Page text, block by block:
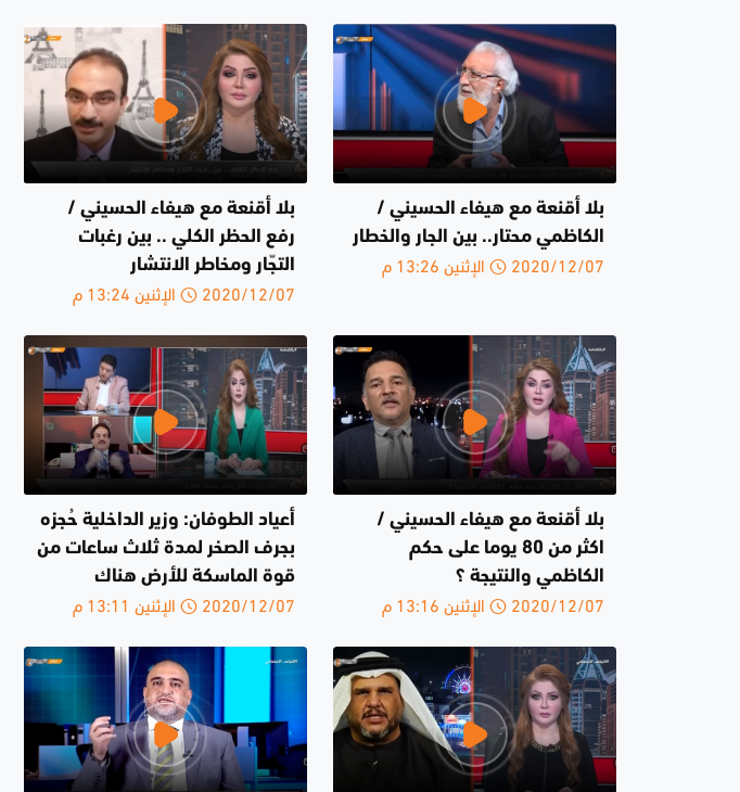
بلا أقنعة مع هيفاء الحسيني /
الكاظمي محتار.. بين الجار والخطار
2020/12/07 الإثنين 13:26 م
بلا أقنعة مع هيفاء الحسيني /
رفع الحظر الكلي .. بين رغبات
التجّار ومخاطر الانتشار
2020/12/07 الإثنين 13:24 م
بلا أقنعة مع هيفاء الحسيني /
اكثر من 80 يوما على حكم
الكاظمي والنتيجة ؟
2020/12/07 الإثنين 13:16 م
أعياد الطوفان: وزير الداخلية حُجزه
بجرف الصخر لمدة ثلاث ساعات من
قوة الماسكة للأرض هناك
2020/12/07 الإثنين 13:11 م